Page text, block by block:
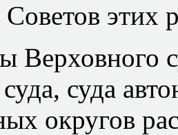
этих
Верховного
суда
округов